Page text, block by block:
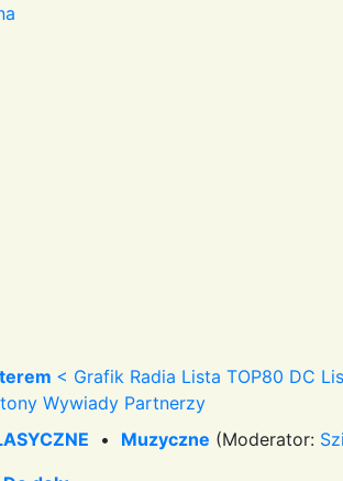
< Grafik Radia Lista TOP80 DC
Wywiady Partnerzy
• Muzyczne (Moderator: